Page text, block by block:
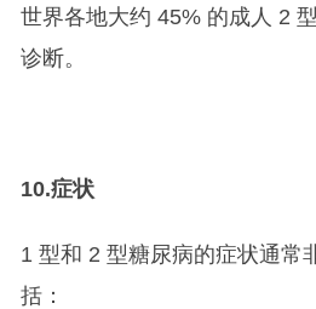
世界各地大约 45% 的成人 2
诊断。
10.症状
1 型和 2 型糖尿病的症状通常
括：